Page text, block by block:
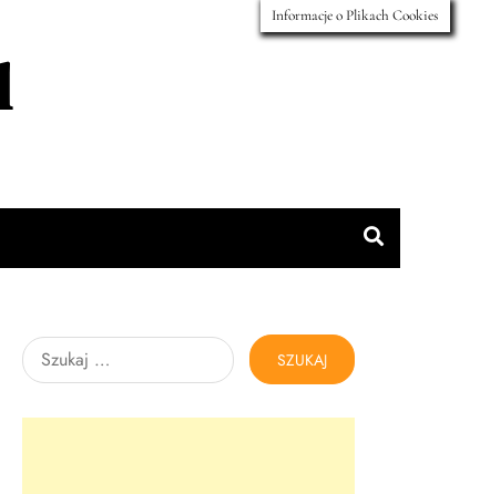
Szukaj:
Informacje o Plikach Cookies